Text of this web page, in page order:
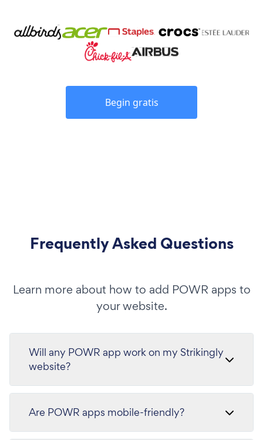
Begin gratis
Frequently Asked Questions
Learn more about how to add POWR apps to
your website.
Will any POWR app work on my Strikingly
website?
Are POWR apps mobile-friendly?